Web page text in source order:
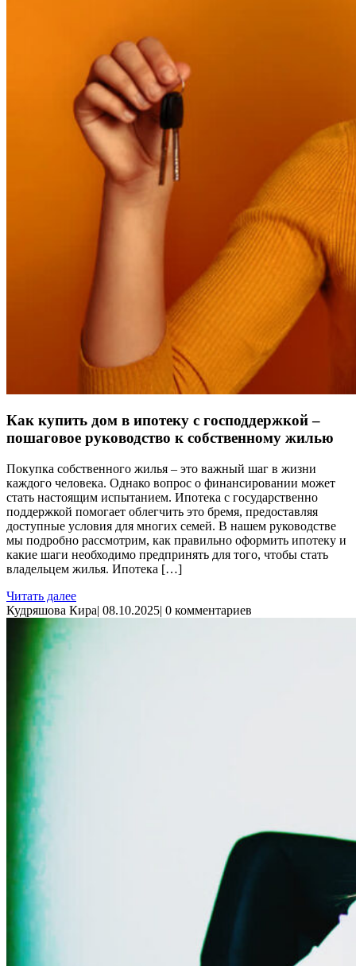
Как купить дом в ипотеку с господдержкой –
пошаговое руководство к собственному жилью
Покупка собственного жилья – это важный шаг в жизни
каждого человека. Однако вопрос о финансировании может
стать настоящим испытанием. Ипотека с государственно
поддержкой помогает облегчить это бремя, предоставляя
доступные условия для многих семей. В нашем руководстве
мы подробно рассмотрим, как правильно оформить ипотеку и
какие шаги необходимо предпринять для того, чтобы стать
владельцем жилья. Ипотека […]
Читать далее
Кудряшова Кира| 08.10.2025| 0 комментариев